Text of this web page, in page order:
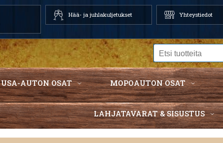
Hää- ja juhlakuljetukset Yhteystiedot
USA-AUTON OSAT MOPOAUTON OSAT
LAHJATAVARAT & SISUSTUS